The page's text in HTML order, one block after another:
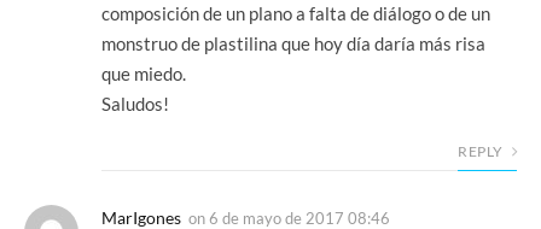
composición de un plano a falta de diálogo o de un
monstruo de plastilina que hoy día daría más risa
que miedo.
Saludos!
REPLY
MarIgones on6 de mayo de 2017 08:46